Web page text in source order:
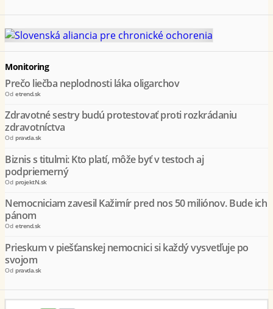
Monitoring
Prečo liečba neplodnosti láka oligarchov
Od etrend.sk
Zdravotné sestry budú protestovať proti rozkrádaniu
zdravotníctva
Od pravda.sk
Biznis s titulmi: Kto platí, môže byť v testoch aj
podpriemerný
Od projektN.sk
Nemocniciam zavesil Kažimír pred nos 50 miliónov. Bude ich
pánom
Od etrend.sk
Prieskum v piešťanskej nemocnici si každý vysvetľuje po
svojom
Od pravda.sk